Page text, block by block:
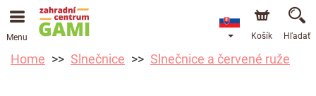
Menu Košík Hľadať
Home Slnečnice Slnečnice a červené ruže